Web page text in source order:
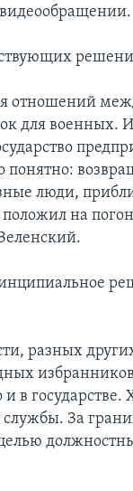
видеообращении.
отношений
для военных.
люди,
на
разных
в государстве.
службы. За
целью